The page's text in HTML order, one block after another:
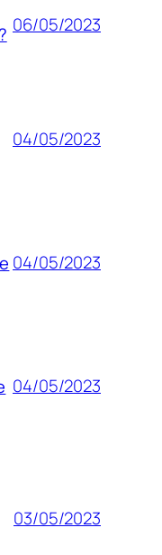
06/05/2023
04/05/2023
04/05/2023
04/05/2023
03/05/2023